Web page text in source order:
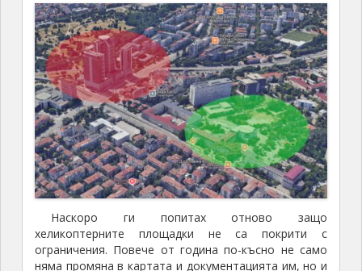
Наскоро ги попитах отново защо
хеликоптерните площадки не са покрити с
ограничения. Повече от година по-късно не само
няма промяна в картата и документацията им, но и